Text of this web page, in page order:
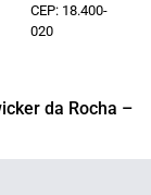
CEP: 18.400-
020
da Rocha –